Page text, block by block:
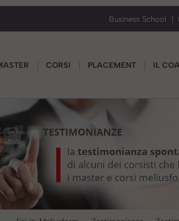
Business School
CORSI PLACEMENT IL